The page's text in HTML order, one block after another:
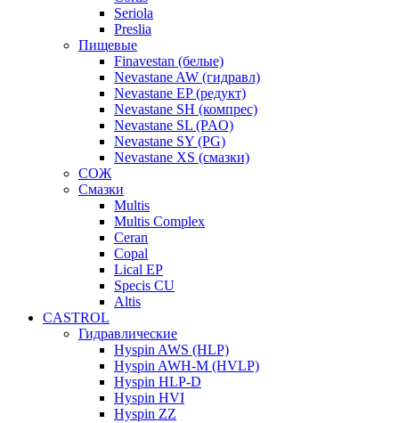
Seriola
Preslia
Пищевые
Finavestan (белые)
Nevastane AW (гидравл)
Nevastane EP (редукт)
Nevastane SH (компрес)
Nevastane SL (PAO)
Nevastane SY (PG)
Nevastane XS (смазки)
СОЖ
Смазки
Multis
Multis Complex
Ceran
Copal
Lical EP
Specis CU
Altis
CASTROL
Гидравлические
Hyspin AWS (HLP)
Hyspin AWH-M (HVLP)
Hyspin HLP-D
Hyspin HVI
Hyspin ZZ